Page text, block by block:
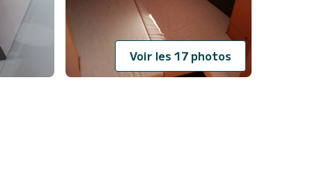
Voir les 17 photos